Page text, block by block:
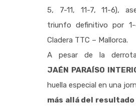
5, 7-11, 11-7, 11-6),
triunfo definitivo por
Cladera TTC – Mallorca.
A pesar de la
JAÉN PARAÍSO
huella especial en una
más allá del